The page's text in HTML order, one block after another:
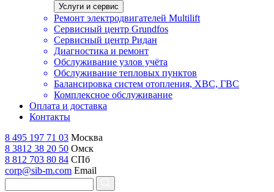
Услуги и сервис
Ремонт электродвигателей Multilift
Сервисный центр Grundfos
Сервисный центр Ридан
Диагностика и ремонт
Обслуживание узлов учёта
Обслуживание тепловых пунктов
Балансировка систем отопления, ХВС, ГВС
Комплексное обслуживание
Оплата и доставка
Контакты
8 495 197 71 03 Москва
8 3812 38 20 50 Омск
8 812 703 80 84 СПб
corp@sib-m.com Email